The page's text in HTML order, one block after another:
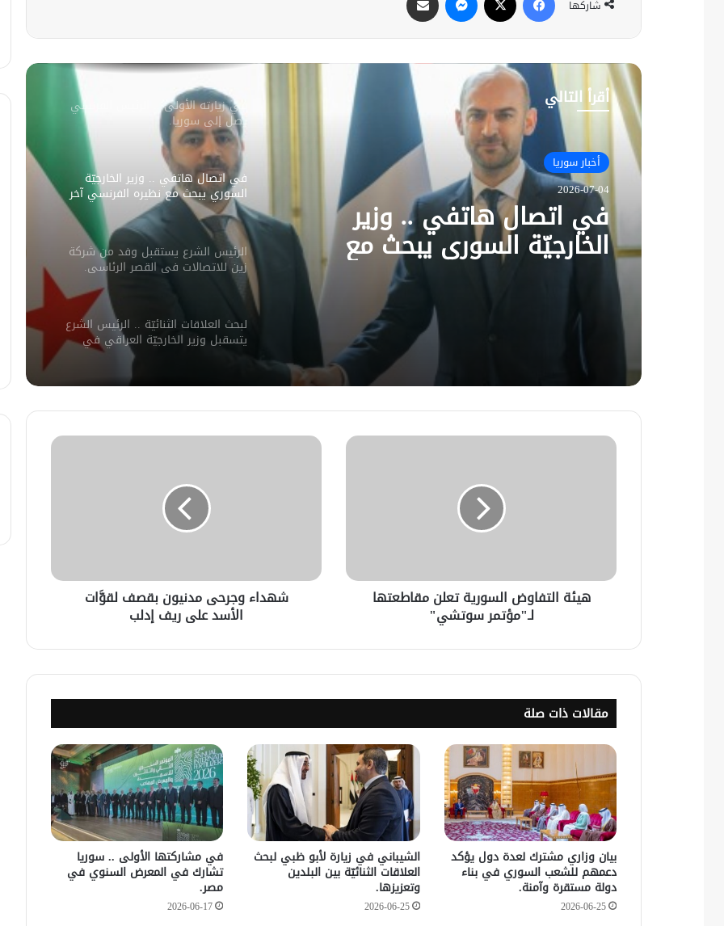
شاركها
أقرأ التالي
أخبار سوريا
2026-07-04
في اتصال هاتفي .. وزير
الخارجيّة السوري يبحث مع
نظيره الفرنسي آخر التطورات.
دمشق
في زيارته الأولى .. الرئيس الفرنسي
يصل إلى سوريا.
في اتصال هاتفي .. وزير الخارجيّة
السوري يبحث مع نظيره الفرنسي آخر
التطورات.
الرئيس الشرع يستقبل وفد من شركة
زين للاتصالات في القصر الرئاسي.
لبحث العلاقات الثنائيّة .. الرئيس الشرع
يتسقبل وزير الخارجيّة العراقي في
سوريا.. الهيئة الألمانيّة تنظم فعاليّة
القنصليّة .. أمريكا تمنح الاعتماد القنصلي
للسفارة السوريّة في واشنطن.
الإحتلال الإسرائيلي يتحرك في جبل
في قلعة جندل
سليمان عبد الباقي مدير أمن السويداء
يكشف سبب انفجار مركبة على طريق
دمشق
في زيارته الأولى .. الرئيس الفرنسي
يصل إلى سوريا.
هيئة التفاوض السورية تعلن مقاطعتها
لـ"مؤتمر سوتشي"
شهداء وجرحى مدنيون بقصف لقوَّات
الأسد على ريف إدلب
مقالات ذات صلة
بيان وزاري مشترك لعدة دول يؤكد
دعمهم للشعب السوري في بناء
دولة مستقرة وآمنة.
2026-06-25
الشيباني في زيارة لأبو ظبي لبحث
العلاقات الثنائيّة بين البلدين
وتعزيزها.
2026-06-25
في مشاركتها الأولى .. سوريا
تشارك في المعرض السنوي في
مصر.
2026-06-17